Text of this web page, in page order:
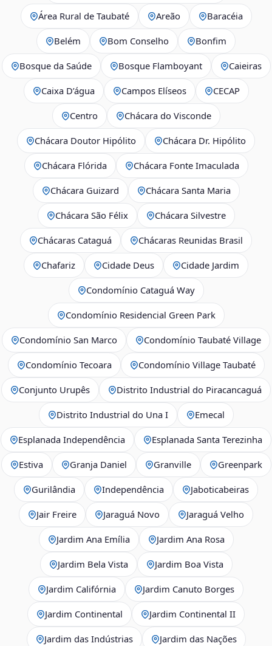
Área Rural de Taubaté Areão Baracéia
Belém Bom Conselho Bonfim
Bosque da Saúde Bosque Flamboyant Caieiras
Caixa D’água Campos Elíseos CECAP
Centro Chácara do Visconde
Chácara Doutor Hipólito Chácara Dr. Hipólito
Chácara Flórida Chácara Fonte Imaculada
Chácara Guizard Chácara Santa Maria
Chácara São Félix Chácara Silvestre
Chácaras Cataguá Chácaras Reunidas Brasil
Chafariz Cidade Deus Cidade Jardim
Condomínio Cataguá Way
Condomínio Residencial Green Park
Condomínio San Marco Condomínio Taubaté Village
Condomínio Tecoara Condomínio Village Taubaté
Conjunto Urupês Distrito Industrial do Piracancaguá
Distrito Industrial do Una I Emecal
Esplanada Independência Esplanada Santa Terezinha
Estiva Granja Daniel Granville Greenpark
Gurilândia Independência Jaboticabeiras
Jair Freire Jaraguá Novo Jaraguá Velho
Jardim Ana Emília Jardim Ana Rosa
Jardim Bela Vista Jardim Boa Vista
Jardim Califórnia Jardim Canuto Borges
Jardim Continental Jardim Continental II
Jardim das Indústrias Jardim das Nações